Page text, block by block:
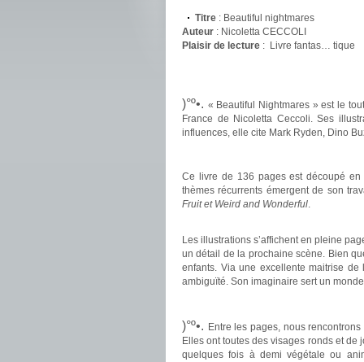
Titre : Beautiful nightmares
Auteur : Nicoletta CECCOLI
Plaisir de lecture : Livre fantas… tique
)°º•. « Beautiful Nightmares » est le
France de Nicoletta Ceccoli. Ses
influences, elle cite Mark Ryden, Dino
Ce livre de 136 pages est découpé
thèmes récurrents émergent de son
Fruit et Weird and Wonderful.
Les illustrations s’affichent en pleine
un détail de la prochaine scène. Bien
enfants. Via une excellente maitrise de
ambiguïté. Son imaginaire sert un
)°º•. Entre les pages, nous
Elles ont toutes des visages ronds et de
quelques fois à demi végétale ou